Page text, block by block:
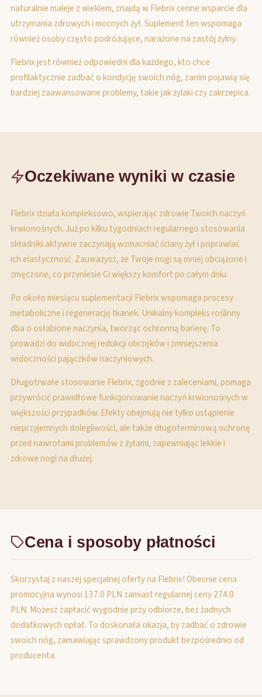
naturalnie maleje z wiekiem, znajdą w Flebrix cenne wsparcie dla
utrzymania zdrowych i mocnych żył. Suplement ten wspomaga
również osoby często podróżujące, narażone na zastój żylny.
Flebrix jest również odpowiedni dla każdego, kto chce
profilaktycznie zadbać o kondycję swoich nóg, zanim pojawią się
bardziej zaawansowane problemy, takie jak żylaki czy zakrzepica.
Oczekiwane wyniki w czasie
Flebrix działa kompleksowo, wspierając zdrowie Twoich naczyń
krwionośnych. Już po kilku tygodniach regularnego stosowania
składniki aktywne zaczynają wzmacniać ściany żył i poprawiać
ich elastyczność. Zauważysz, że Twoje nogi są mniej obciążone i
zmęczone, co przyniesie Ci większy komfort po całym dniu.
Po około miesiącu suplementacji Flebrix wspomaga procesy
metaboliczne i regenerację tkanek. Unikalny kompleks roślinny
dba o osłabione naczynia, tworząc ochronną barierę. To
prowadzi do widocznej redukcji obrzęków i zmniejszenia
widoczności pajączków naczyniowych.
Długotrwałe stosowanie Flebrix, zgodnie z zaleceniami, pomaga
przywrócić prawidłowe funkcjonowanie naczyń krwionośnych w
większości przypadków. Efekty obejmują nie tylko ustąpienie
nieprzyjemnych dolegliwości, ale także długoterminową ochronę
przed nawrotami problemów z żyłami, zapewniając lekkie i
zdrowe nogi na dłużej.
Cena i sposoby płatności
Skorzystaj z naszej specjalnej oferty na Flebrix! Obecnie cena
promocyjna wynosi 137.0 PLN zamiast regularnej ceny 274.0
PLN. Możesz zapłacić wygodnie przy odbiorze, bez żadnych
dodatkowych opłat. To doskonała okazja, by zadbać o zdrowie
swoich nóg, zamawiając sprawdzony produkt bezpośrednio od
producenta.